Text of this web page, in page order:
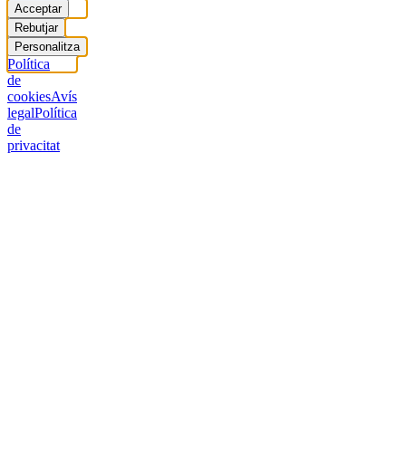
Acceptar
Rebutjar
Personalitza
Política
de
cookiesAvís
legalPolítica
de
privacitat